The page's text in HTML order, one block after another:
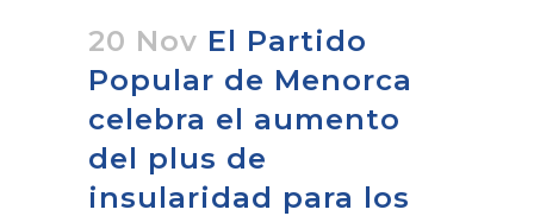
20 Nov El Partido
Popular de Menorca
celebra el aumento
del plus de
insularidad para los